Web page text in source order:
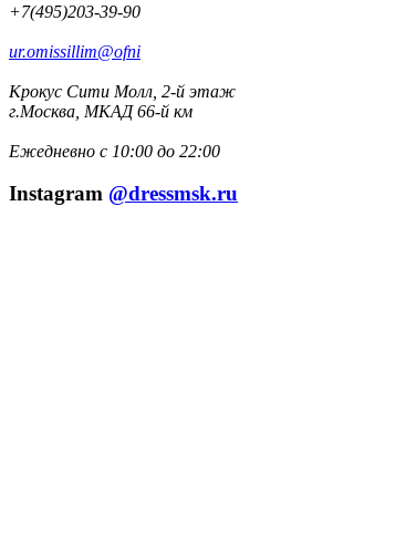
+7(495)203-39-90
ur.omissillim@ofni
Крокус Сити Молл, 2-й этаж
г.Москва, МКАД 66-й км
Ежедневно с 10:00 до 22:00
Instagram @dressmsk.ru